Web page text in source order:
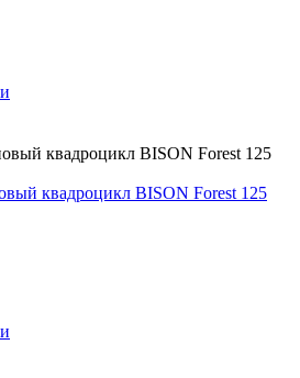
квадроцикл BISON Forest 125